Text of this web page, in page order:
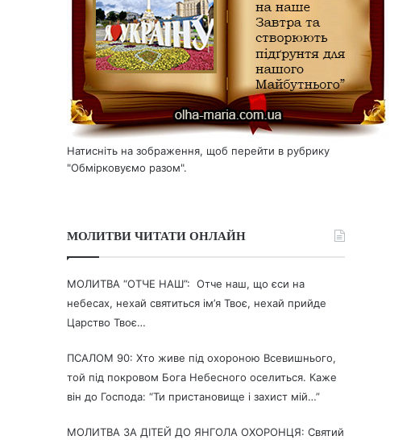
Натисніть на зображення, щоб перейти в рубрику
"Обмірковуємо разом".
МОЛИТВИ ЧИТАТИ ОНЛАЙН
МОЛИТВА “ОТЧЕ НАШ”: Отче наш, що єси на
небесах, нехай святиться ім’я Твоє, нехай прийде
Царство Твоє…
ПСАЛОМ 90: Хто живе під охороною Всевишнього,
той під покровом Бога Небесного оселиться. Каже
він до Господа: “Ти пристановище і захист мій…”
МОЛИТВА ЗА ДІТЕЙ ДО ЯНГОЛА ОХОРОНЦЯ: Святий